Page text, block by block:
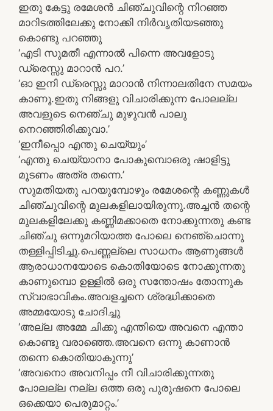
ഇതു കേട്ടു രമേശന്‍ ചിഞ്ചുവിന്റെ നിറഞ്ഞ
മാറിടത്തിലേക്കു നോക്കി നിര്‍വൃതിയടഞ്ഞു
കൊണ്ടു പറഞ്ഞു
‘എടി സുമതീ എന്നാല്‍ പിന്നെ അവളോടു
ഡ്രെസ്സു മാറാന്‍ പറ.’
‘ഓ ഇനി ഡ്രെസ്സു മാറാന്‍ നിന്നാലതിനേ സമയം
കാണൂ.ഇതു നിങ്ങളു വിചാരിക്കുന്ന പോലല്ല
അവളുടെ നെഞ്ചു മുഴുവന്‍ പാലു
നെറഞ്ഞിരിക്കുവാ.’
‘ഇനീപ്പൊ എന്തു ചെയ്യും’
‘എന്തു ചെയ്യാനാ പോകുമ്പൊഒരു ഷാളിട്ടു
മൂടണം അത്ര തന്നെ.’
സുമതിയതു പറയുമ്പോഴും രമേശന്റെ കണ്ണുകള്‍
ചിഞ്ചുവിന്റെ മുലകളിലായിരുന്നു.അച്ചന്‍ തന്റെ
മുലകളിലേക്കു കണ്ണിമക്കാതെ നോക്കുന്നതു കണ്ട
ചിഞ്ചു ഒന്നുമറിയാത്ത പോലെ നെഞ്ചൊന്നു
തള്ളിപ്പിടിച്ചു.പെണ്ണല്ലെ സാധനം ആണുങ്ങള്‍
ആരാധാനയോടെ കൊതിയോടെ നോക്കുന്നതു
കാണുമ്പൊ ഉള്ളില്‍ ഒരു സന്തോഷം തോന്നുക
സ്വാഭാവികം.അവളച്ചനെ ശ്രദ്ധിക്കാതെ
അമ്മയോടു ചോദിച്ചു
‘അല്ല അമ്മേ ചിക്കു എന്തിയെ അവനെ എന്താ
കൊണ്ടു വരാഞ്ഞെ.അവനെ ഒന്നു കാണാന്‍
തന്നെ കൊതിയാകുന്നു’
‘അവനൊ അവനിപ്പം നീ വിചാരിക്കുന്നതു
പോലല്ല നല്ല ഒത്ത ഒരു പുരുഷനെ പോലെ
ഒക്കെയാ പെരുമാറ്റം.’